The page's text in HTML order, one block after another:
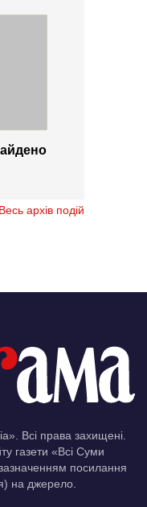
Весь архів подій
Всі права захищені.
газети «Всі Суми
посилання
на джерело.